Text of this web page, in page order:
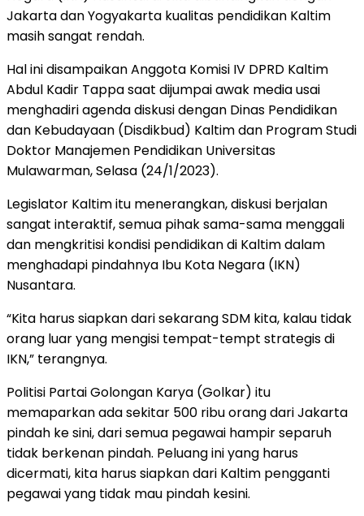
Jakarta dan Yogyakarta kualitas pendidikan Kaltim
masih sangat rendah.
Hal ini disampaikan Anggota Komisi IV DPRD Kaltim
Abdul Kadir Tappa saat dijumpai awak media usai
menghadiri agenda diskusi dengan Dinas Pendidikan
dan Kebudayaan (Disdikbud) Kaltim dan Program Studi
Doktor Manajemen Pendidikan Universitas
Mulawarman, Selasa (24/1/2023).
Legislator Kaltim itu menerangkan, diskusi berjalan
sangat interaktif, semua pihak sama-sama menggali
dan mengkritisi kondisi pendidikan di Kaltim dalam
menghadapi pindahnya Ibu Kota Negara (IKN)
Nusantara.
“Kita harus siapkan dari sekarang SDM kita, kalau tidak
orang luar yang mengisi tempat-tempt strategis di
IKN,” terangnya.
Politisi Partai Golongan Karya (Golkar) itu
memaparkan ada sekitar 500 ribu orang dari Jakarta
pindah ke sini, dari semua pegawai hampir separuh
tidak berkenan pindah. Peluang ini yang harus
dicermati, kita harus siapkan dari Kaltim pengganti
pegawai yang tidak mau pindah kesini.